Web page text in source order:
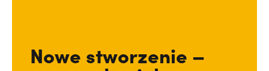
Nowe stworzenie –